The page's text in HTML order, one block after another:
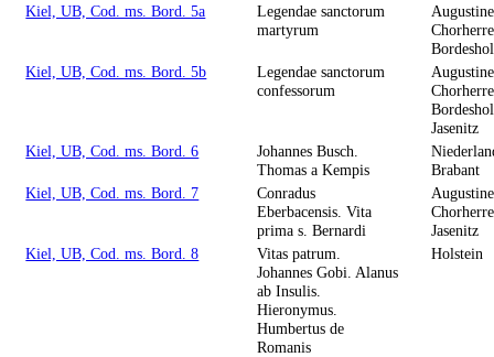
Kiel, UB, Cod. ms. Bord. 5a
Legendae sanctorum
martyrum
Kiel, UB, Cod. ms. Bord. 5b
Legendae sanctorum
confessorum
Jasenitz
Kiel, UB, Cod. ms. Bord. 6
Johannes Busch.
Thomas a Kempis
Brabant
Kiel, UB, Cod. ms. Bord. 7
Conradus
Eberbacensis. Vita
prima s. Bernardi
Jasenitz
Kiel, UB, Cod. ms. Bord. 8
Vitas patrum.
Johannes Gobi. Alanus
ab Insulis.
Hieronymus.
Humbertus de
Romanis
Holstein